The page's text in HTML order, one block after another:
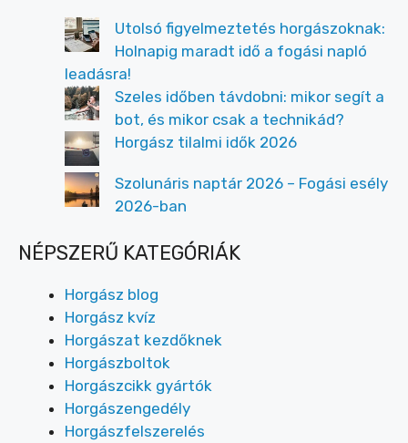
Utolsó figyelmeztetés horgászoknak:
Holnapig maradt idő a fogási napló
leadásra!
Szeles időben távdobni: mikor segít a
bot, és mikor csak a technikád?
Horgász tilalmi idők 2026
Szolunáris naptár 2026 – Fogási esély
2026-ban
NÉPSZERŰ KATEGÓRIÁK
Horgász blog
Horgász kvíz
Horgászat kezdőknek
Horgászboltok
Horgászcikk gyártók
Horgászengedély
Horgászfelszerelés